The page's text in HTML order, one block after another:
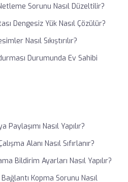
Sorunu Nasıl Düzeltilir?
Dengesiz Yük Nasıl Çözülür?
Nasıl Sıkıştırılır?
Durumunda Ev Sahibi
Nasıl Yapılır?
Alanı Nasıl Sıfırlanır?
Bildirim Ayarları Nasıl Yapılır?
Kopma Sorunu Nasıl